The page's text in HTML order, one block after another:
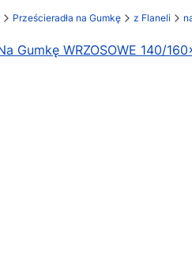
Prześcieradła na Gumkę z Flaneli